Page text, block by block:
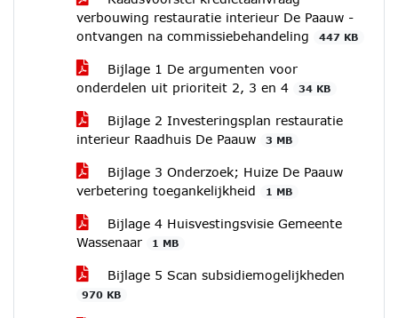
verbouwing restauratie interieur De Paauw -
ontvangen na commissiebehandeling
447 KB
Bijlage 1 De argumenten voor
onderdelen uit prioriteit 2, 3 en 4
34 KB
Bijlage 2 Investeringsplan restauratie
interieur Raadhuis De Paauw
3 MB
Bijlage 3 Onderzoek; Huize De Paauw
verbetering toegankelijkheid
1 MB
Bijlage 4 Huisvestingsvisie Gemeente
Wassenaar
1 MB
Bijlage 5 Scan subsidiemogelijkheden
970 KB